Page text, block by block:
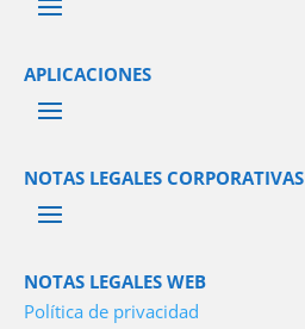
APLICACIONES
NOTAS LEGALES CORPORATIVAS
NOTAS LEGALES WEB
Política de privacidad